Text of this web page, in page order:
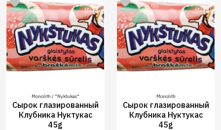
Monolith / "Nyktukas"
Сырок глазированный
Клубника Нуктукас
45g
Monolith
Сырок глазированный
Клубника Нуктукас
45g